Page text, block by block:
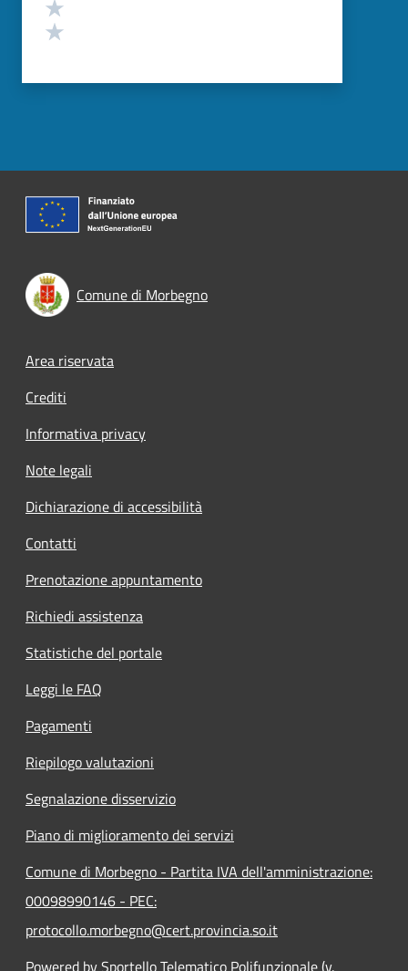
Comune di Morbegno
Footer menu
Area riservata
Crediti
Informativa privacy
Note legali
Dichiarazione di accessibilità
Contatti
Prenotazione appuntamento
Richiedi assistenza
Statistiche del portale
Leggi le FAQ
Pagamenti
Riepilogo valutazioni
Segnalazione disservizio
Piano di miglioramento dei servizi
Comune di Morbegno - Partita IVA dell'amministrazione:
00098990146 - PEC:
protocollo.morbegno@cert.provincia.so.it
Powered by Sportello Telematico Polifunzionale (v.